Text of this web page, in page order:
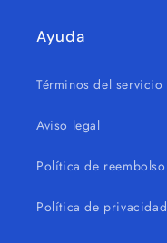
Ayuda
Términos del servicio
Aviso legal
Política de reembolso
Política de privacidad